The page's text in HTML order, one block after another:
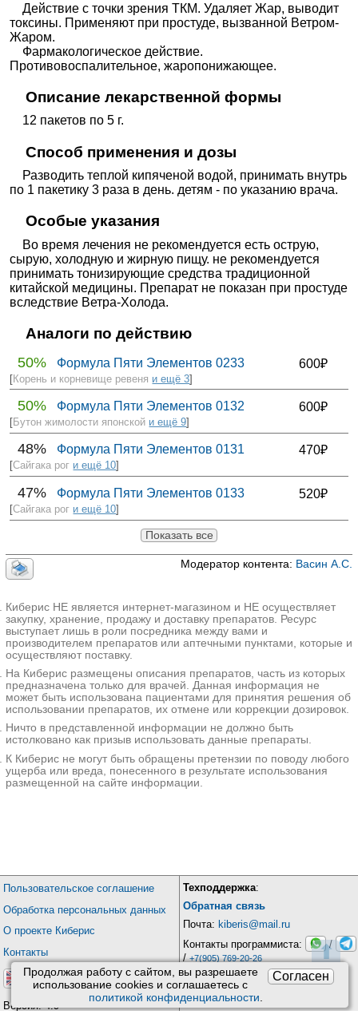
⬆
Согласен
Продолжая работу с сайтом, вы разрешаете
использование сookies и соглашаетесь с
политикой конфиденциальности.
Действие с точки зрения ТКМ. Удаляет Жар, выводит
токсины. Применяют при простуде, вызванной Ветром-
Жаром.
Фармакологическое действие.
Противовоспалительное, жаропонижающее.
Описание лекарственной формы
12 пакетов по 5 г.
Способ применения и дозы
Разводить теплой кипяченой водой, принимать внутрь
по 1 пакетику 3 раза в день. детям - по указанию врача.
Особые указания
Во время лечения не рекомендуется есть острую,
сырую, холодную и жирную пищу. не рекомендуется
принимать тонизирующие средства традиционной
китайской медицины. Препарат не показан при простуде
вследствие Ветра-Холода.
Аналоги по действию
50% 600₽
Формула Пяти Элементов 0233
[Корень и корневище ревеня и ещё 3]
50% 600₽
Формула Пяти Элементов 0132
[Бутон жимолости японской и ещё 9]
48% 470₽
Формула Пяти Элементов 0131
[Сайгака рог и ещё 10]
47% 520₽
Формула Пяти Элементов 0133
[Сайгака рог и ещё 10]
Показать все
Модератор контента: Васин А.С.
Киберис НЕ является интернет-магазином и НЕ осуществляет
закупку, хранение, продажу и доставку препаратов. Ресурс
выступает лишь в роли посредника между вами и
производителем препаратов или аптечными пунктами, которые и
осуществляют поставку.
На Киберис размещены описания препаратов, часть из которых
предназначена только для врачей. Данная информация не
может быть использована пациентами для принятия решения об
использовании препаратов, их отмене или коррекции дозировок.
Ничто в представленной информации не должно быть
истолковано как призыв использовать данные препараты.
К Киберис не могут быть обращены претензии по поводу любого
ущерба или вреда, понесенного в результате использования
размещенной на сайте информации.
Пользовательское соглашение
Обработка персональных данных
О проекте Киберис
Контакты
Версия: 4.9
Техподдержка:
Обратная связь
Почта: kiberis@mail.ru
Контакты программиста:
/
/+7(905) 769-20-26